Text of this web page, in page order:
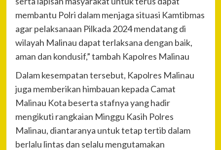
membantu Polri dalam menjaga situasi Kamtibmas
agar pelaksanaan Pilkada 2024 mendatang di
wilayah Malinau dapat terlaksana dengan baik,
aman dan kondusif,” tambah Kapolres Malinau
Dalam kesempatan tersebut, Kapolres Malinau
juga memberikan himbauan kepada Camat
Malinau Kota beserta stafnya yang hadir
mengikuti rangkaian Minggu Kasih Polres
Malinau, diantaranya untuk tetap tertib dalam
berlalu lintas dan selalu mengutamakan